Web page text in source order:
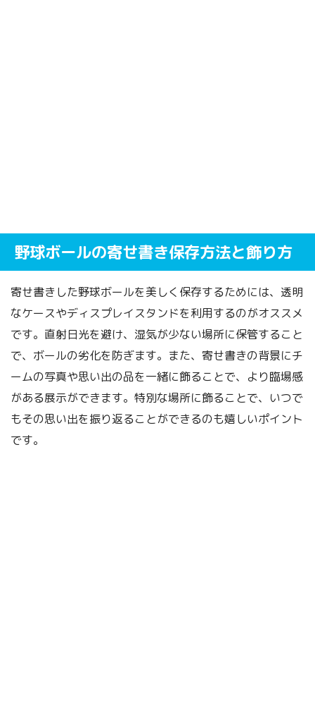
野球ボールの寄せ書き保存方法と飾り方
寄せ書きした野球ボールを美しく保存するためには、透明
なケースやディスプレイスタンドを利用するのがオススメ
です。直射日光を避け、湿気が少ない場所に保管すること
で、ボールの劣化を防ぎます。また、寄せ書きの背景にチ
ームの写真や思い出の品を一緒に飾ることで、より臨場感
がある展示ができます。特別な場所に飾ることで、いつで
もその思い出を振り返ることができるのも嬉しいポイント
です。